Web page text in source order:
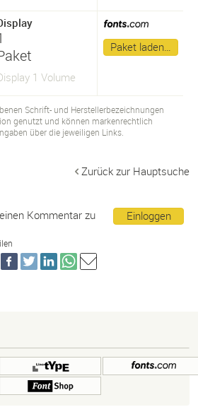
1 Volume
Paket laden…
Schrift- und Herstellerbezeichnungen
genutzt und können markenrechtlich
über die jeweiligen Links.
Zurück zur Hauptsuche
Einloggen
Kommentar zu